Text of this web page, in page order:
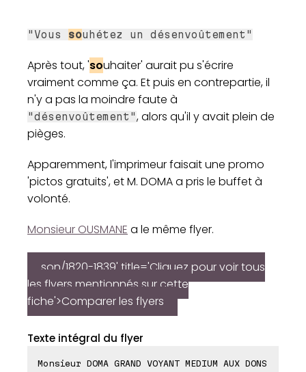
"Vous souhétez un désenvoûtement"
Après tout, 'souhaiter' aurait pu s'écrire
vraiment comme ça. Et puis en contrepartie, il
n'y a pas la moindre faute à
"désenvoûtement", alors qu'il y avait plein de
pièges.
Apparemment, l'imprimeur faisait une promo
'pictos gratuits', et M. DOMA a pris le buffet à
volonté.
Monsieur OUSMANE a le même flyer.
son/1820-1839' title='Cliquez pour voir tous
les flyers mentionnés sur cette
fiche'>Comparer les flyers
Texte intégral du flyer
Monsieur DOMA GRAND VOYANT MEDIUM AUX DONS